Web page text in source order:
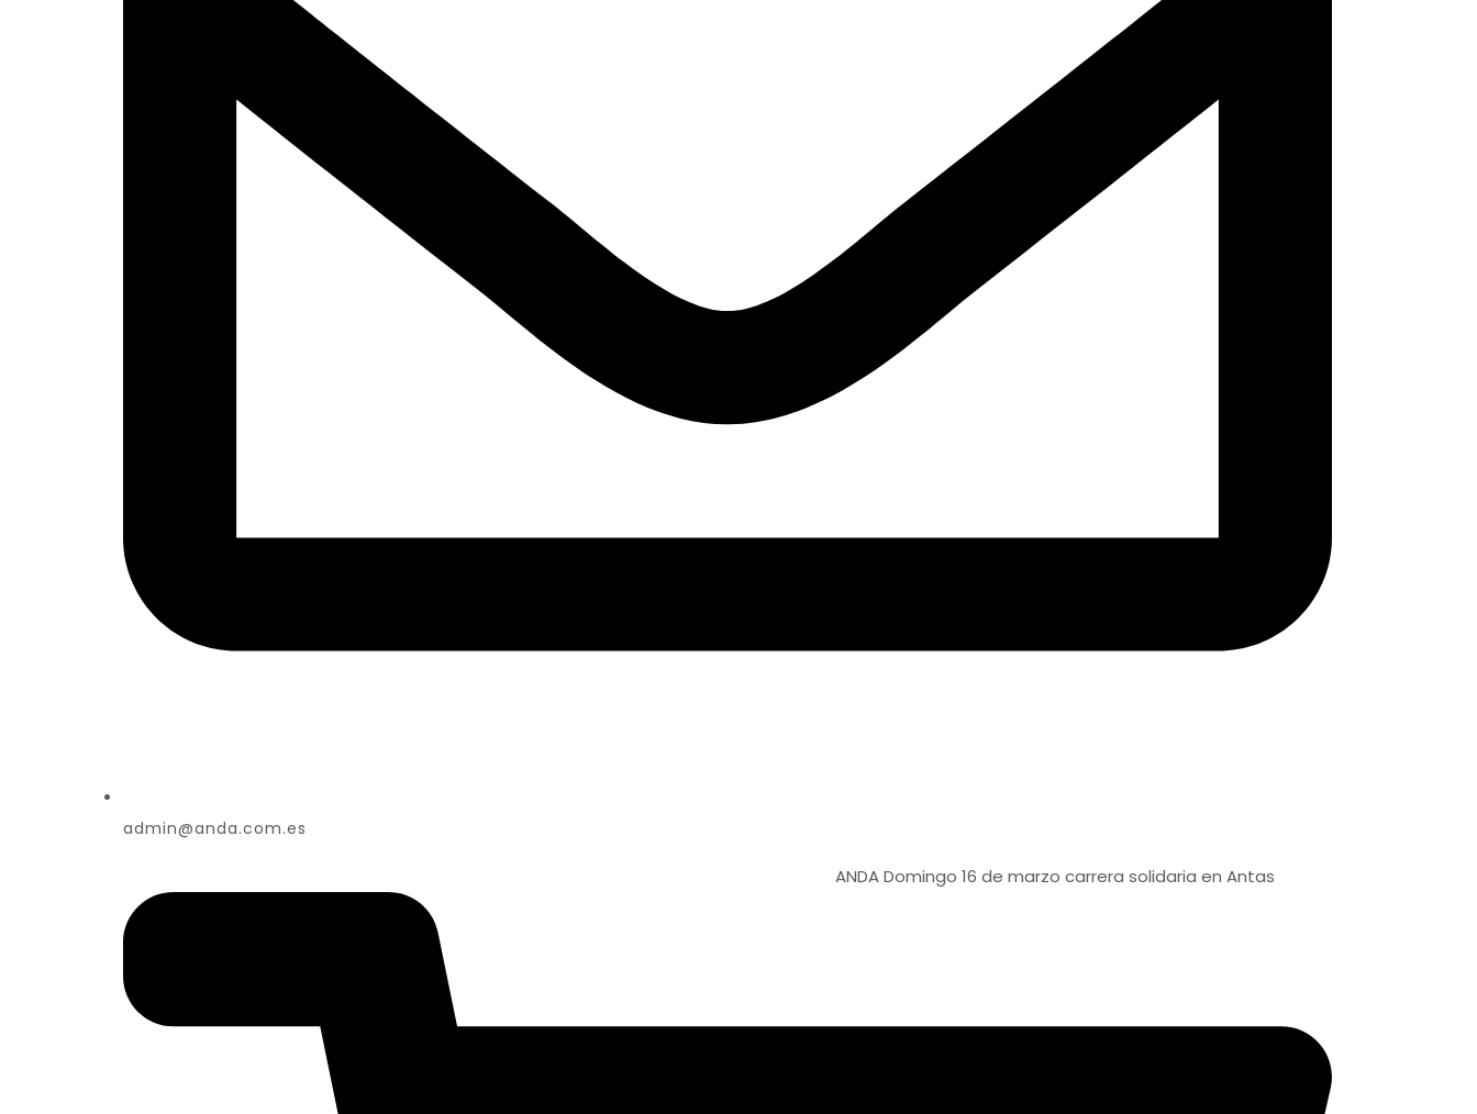
admin@anda.com.es
Domingo 16 de marzo carrera solidaria en Antas